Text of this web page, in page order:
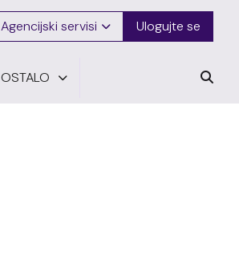
Agencijski servisi Ulogujte se
OSTALO